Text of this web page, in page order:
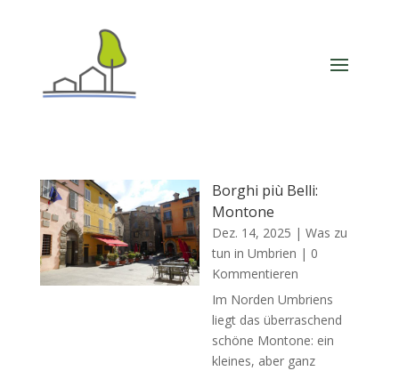
Borghi più Belli:
Montone
Dez. 14, 2025 |Was zu
tun in Umbrien | 0
Kommentieren
Im Norden Umbriens
liegt das überraschend
schöne Montone: ein
kleines, aber ganz